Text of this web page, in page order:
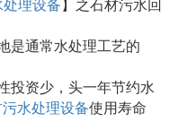
理设备 】之石材污水回
是通常水处理工艺的
投资少，头一年节约水
水处理设备使用寿命